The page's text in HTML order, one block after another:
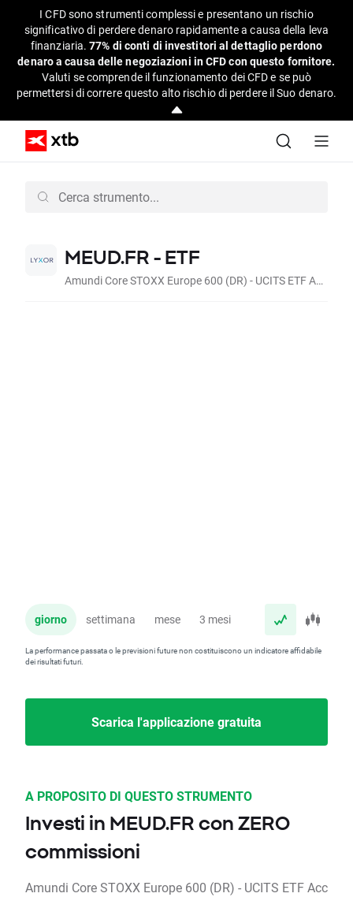
I CFD sono strumenti complessi e presentano un rischio
significativo di perdere denaro rapidamente a causa della leva
finanziaria.77% di conti di investitori al dettaglio perdono
denaro a causa delle negoziazioni in CFD con questo fornitore.
Valuti se comprende il funzionamento dei CFD e se può
permettersi di correre questo alto rischio di perdere il Suo denaro.
MEUD.FR - ETF
Amundi Core STOXX Europe 600 (DR) - UCITS ETF Acc (Acc, EUR)
giorno settimana mese 3 mesi anno
La performance passata o le previsioni future non costituiscono un indicatore affidabile
dei risultati futuri.
Scarica l'applicazione gratuita
A PROPOSITO DI QUESTO STRUMENTO
Investi in MEUD.FR con ZERO
commissioni
Amundi Core STOXX Europe 600 (DR) - UCITS ETF Acc